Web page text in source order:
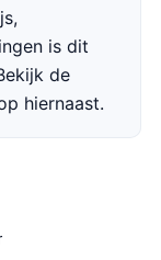
is dit
de
hiernaast.